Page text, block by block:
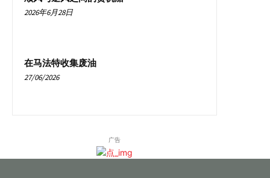
2026年6月28日
在马法特收集废油
27/06/2026
广告